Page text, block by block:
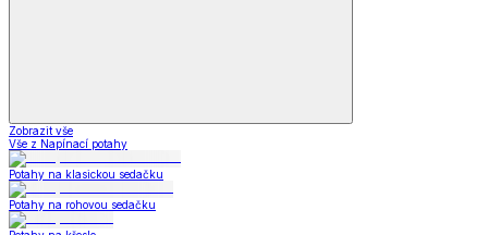
Zobrazit vše
Vše z Napínací potahy
Potahy na klasickou sedačku
Potahy na rohovou sedačku